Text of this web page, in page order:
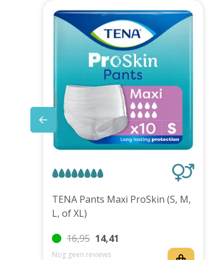
TENA Pants Maxi ProSkin (S, M,
L, of XL)
16,95 14,41
Nog geen reviews